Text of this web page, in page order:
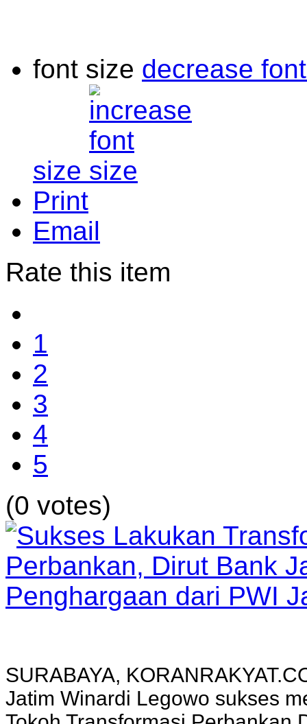
font size decrease
size
Print
Email
Rate this item
1
2
3
4
5
(0 votes)
SURABAYA,
Jatim Winardi Legowo sukses